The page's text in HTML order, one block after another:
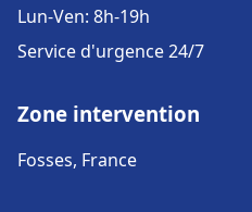
Lun-Ven: 8h-19h
Service d'urgence 24/7
Zone intervention
Fosses, France